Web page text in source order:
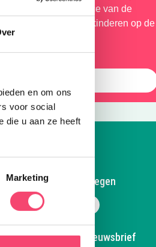
en om ons
voor social
die u aan ze heeft
Marketing
in het treinje en race van de
mooi weer genieten kinderen op de
waterspeelplaats.
Volg Kidsproof Nijmegen
Volg ons op Facebook
Volg ons op Instagram
Volg ons op Pinterest
Mail ons
je aan voor onze nieuwsbrief